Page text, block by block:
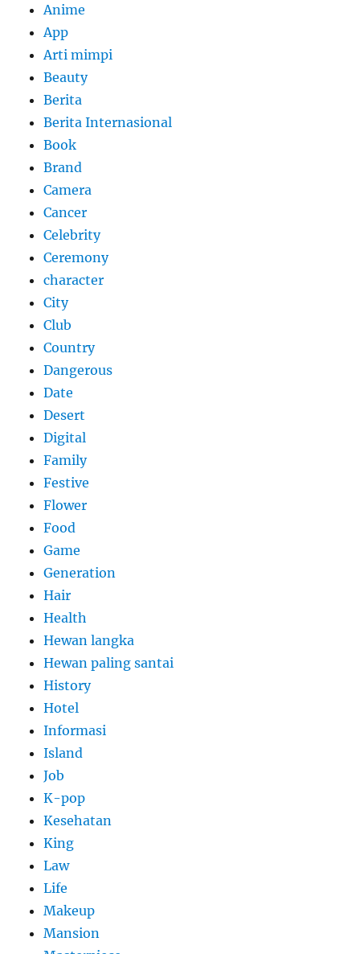
Anime
App
Arti mimpi
Beauty
Berita
Berita Internasional
Book
Brand
Camera
Cancer
Celebrity
Ceremony
character
City
Club
Country
Dangerous
Date
Desert
Digital
Family
Festive
Flower
Food
Game
Generation
Hair
Health
Hewan langka
Hewan paling santai
History
Hotel
Informasi
Island
Job
K-pop
Kesehatan
King
Law
Life
Makeup
Mansion